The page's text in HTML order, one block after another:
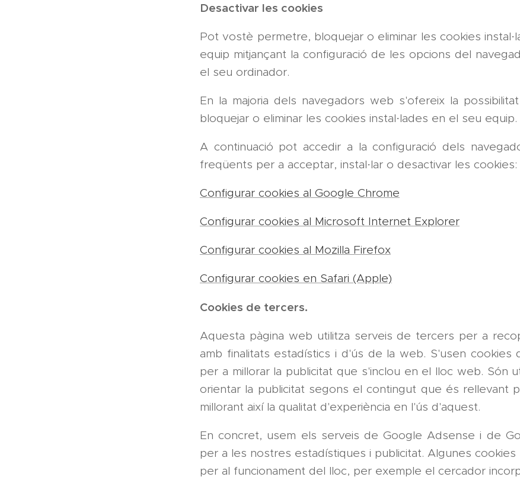
Desactivar les cookies
Pot vostè permetre, bloquejar o eliminar les cookies
equip mitjançant la configuració de les opcions del
el seu ordinador.
En la majoria dels navegadors web s'ofereix la
bloquejar o eliminar les cookies instal·lades en el seu equip.
A continuació pot accedir a la configuració dels
freqüents per a acceptar, instal·lar o desactivar les cookies:
Configurar cookies al Google Chrome
Configurar cookies al Microsoft Internet Explorer
Configurar cookies al Mozilla Firefox
Configurar cookies en Safari (Apple)
Cookies de tercers.
Aquesta pàgina web utilitza serveis de tercers per a
amb finalitats estadístics i d'ús de la web. S'usen cookies
per a millorar la publicitat que s'inclou en el lloc web. Són
orientar la publicitat segons el contingut que és rellevant
millorant així la qualitat d'experiència en l'ús d'aquest.
En concret, usem els serveis de Google Adsense i de
per a les nostres estadístiques i publicitat. Algunes cookies
per al funcionament del lloc, per exemple el cercador